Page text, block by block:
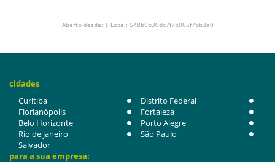
Aberto desde: | Local: 548b9b30dc7f7b065f7bb3a0
cidades
Curitiba
Distrito Federal
Florianópolis
Fortaleza
Belo Horizonte
Porto Alegre
Rio de janeiro
São Paulo
Salvador
para a sua empresa: